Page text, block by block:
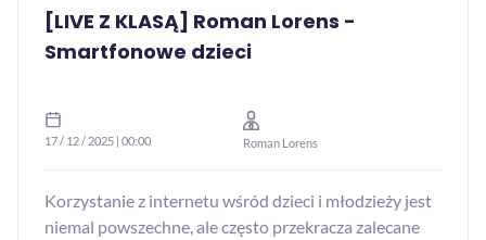
[LIVE Z KLASĄ] Roman Lorens -
Smartfonowe dzieci
17 / 12 / 2025 | 00:00 Roman Lorens
Korzystanie z internetu wśród dzieci i młodzieży jest
niemal powszechne, ale często przekracza zalecane